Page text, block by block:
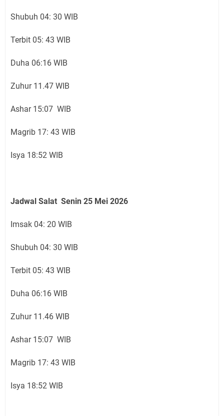
Shubuh 04: 30 WIB
Terbit 05: 43 WIB
Duha 06:16 WIB
Zuhur 11.47 WIB
Ashar 15:07 WIB
Magrib 17: 43 WIB
Isya 18:52 WIB
Jadwal Salat Senin 25 Mei 2026
Imsak 04: 20 WIB
Shubuh 04: 30 WIB
Terbit 05: 43 WIB
Duha 06:16 WIB
Zuhur 11.46 WIB
Ashar 15:07 WIB
Magrib 17: 43 WIB
Isya 18:52 WIB